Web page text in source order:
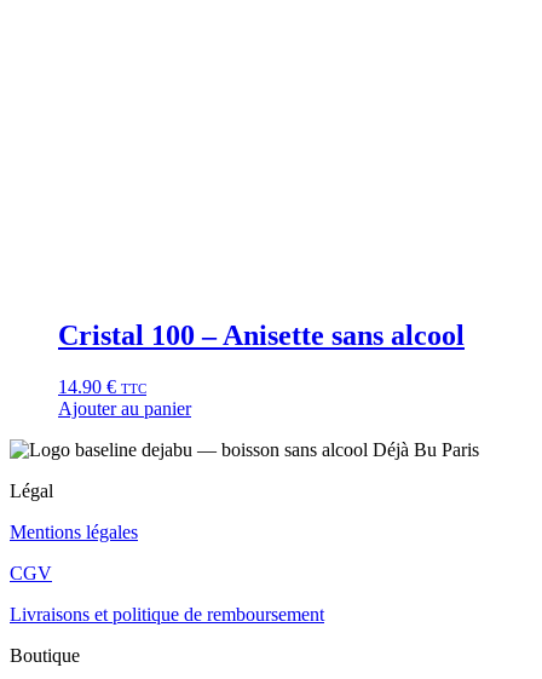
Cristal 100 – Anisette sans alcool
14.90 € TTC
Ajouter au panier
Légal
Mentions légales
CGV
Livraisons et politique de remboursement
Boutique